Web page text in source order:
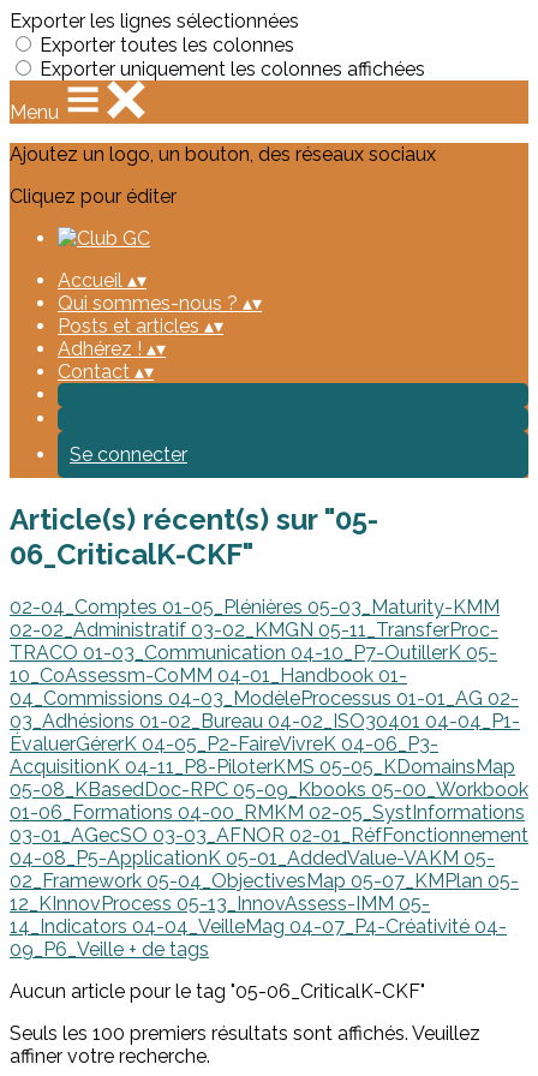
Exporter les lignes sélectionnées
Exporter toutes les colonnes
Exporter uniquement les colonnes affichées
Menu
Ajoutez un logo, un bouton, des réseaux sociaux
Cliquez pour éditer
Accueil ▴▾
Qui sommes-nous ? ▴▾
Posts et articles ▴▾
Adhérez ! ▴▾
Contact ▴▾
Se connecter
Article(s) récent(s) sur "05-
06_CriticalK-CKF"
02-04_Comptes 01-05_Plénières 05-03_Maturity-KMM
02-02_Administratif 03-02_KMGN 05-11_TransferProc-
TRACO 01-03_Communication 04-10_P7-OutillerK 05-
10_CoAssessm-CoMM 04-01_Handbook 01-
04_Commissions 04-03_ModèleProcessus 01-01_AG 02-
03_Adhésions 01-02_Bureau 04-02_ISO30401 04-04_P1-
ÉvaluerGérerK 04-05_P2-FaireVivreK 04-06_P3-
AcquisitionK 04-11_P8-PiloterKMS 05-05_KDomainsMap
05-08_KBasedDoc-RPC 05-09_Kbooks 05-00_Workbook
01-06_Formations 04-00_RMKM 02-05_SystInformations
03-01_AGecSO 03-03_AFNOR 02-01_RéfFonctionnement
04-08_P5-ApplicationK 05-01_AddedValue-VAKM 05-
02_Framework 05-04_ObjectivesMap 05-07_KMPlan 05-
12_KInnovProcess 05-13_InnovAssess-IMM 05-
14_Indicators 04-04_VeilleMag 04-07_P4-Créativité 04-
09_P6_Veille + de tags
Aucun article pour le tag "05-06_CriticalK-CKF"
Seuls les 100 premiers résultats sont affichés. Veuillez
affiner votre recherche.